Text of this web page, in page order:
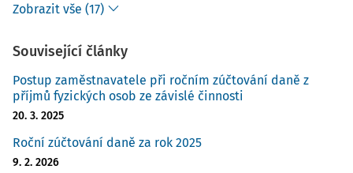
Zobrazit vše (17)
Související články
Postup zaměstnavatele při ročním zúčtování daně z
příjmů fyzických osob ze závislé činnosti
20. 3. 2025
Roční zúčtování daně za rok 2025
9. 2. 2026